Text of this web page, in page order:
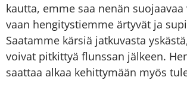
kautta, emme saa nenän
vaan hengitystiemme ärtyvät ja
Saatamme kärsiä jatkuvasta
voivat pitkittyä flunssan jälkeen.
saattaa alkaa kehittymään myös